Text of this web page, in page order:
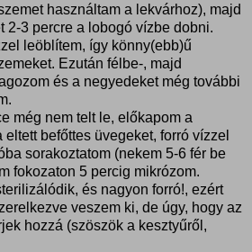
használtam a lekvárhoz), majd
2-3 percre a lobogó vízbe dobni.
leöblítem, így könny(ebb)ű
Ezután félbe-, majd
és a negyedeket még további
még nem telt le, előkapom a
befőttes üvegeket, forró vízzel
sorakoztatom (nekem 5-6 fér be
fokozaton 5 percig mikrózom.
és nagyon forró!, ezért
veszem ki, de úgy, hogy az
hozzá (szöszök a kesztyűről,